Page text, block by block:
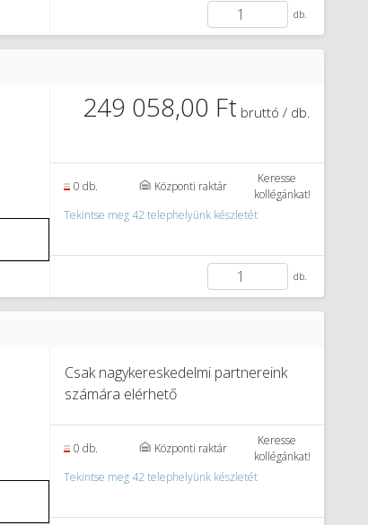
db.
249 058,00 Ft bruttó / db.
0 db. Központi raktár
Keresse
kollégánkat!
Tekintse meg 42 telephelyünk készletét
db.
Csak nagykereskedelmi partnereink
számára elérhető
0 db. Központi raktár
Keresse
kollégánkat!
Tekintse meg 42 telephelyünk készletét